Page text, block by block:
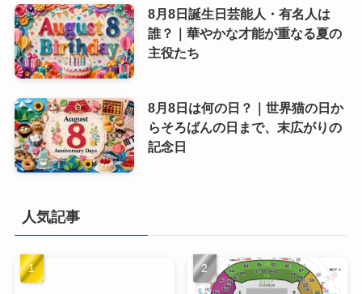
8月8日誕生日芸能人・有名人は
誰？｜華やかな才能が重なる夏の
主役たち
8月8日は何の日？｜世界猫の日か
らそろばんの日まで、末広がりの
記念日
人気記事